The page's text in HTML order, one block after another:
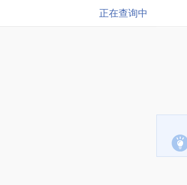
正在查询中